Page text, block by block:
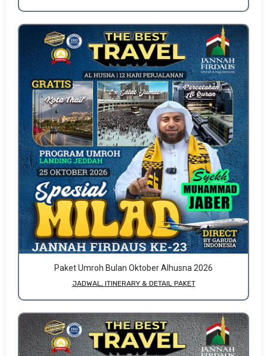
Paket Umroh Bulan Oktober Alhusna 2026
JADWAL, ITINERARY & DETAIL PAKET